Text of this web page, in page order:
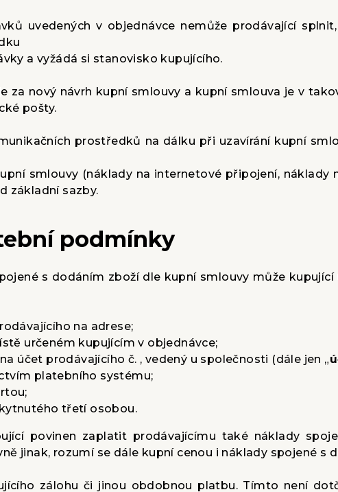
uvedených v objednávce nemůže prodávající
a vyžádá si stanovisko kupujícího.
za nový návrh kupní smlouvy a kupní smlouva je v
pošty.
prostředků na dálku při uzavírání kupní
smlouvy (náklady na internetové připojení, náklady
základní sazby.
podmínky
s dodáním zboží dle kupní smlouvy může
na adrese;
určeném kupujícím v objednávce;
účet prodávajícího č. , vedený u společnosti (dále jen „
platebního systému;
třetí osobou.
povinen zaplatit prodávajícímu také náklady
jinak, rozumí se dále kupní cenou i náklady spojené s
zálohu či jinou obdobnou platbu. Tímto není